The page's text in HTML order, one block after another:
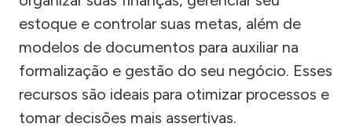
estoque e controlar suas metas, além de
modelos de documentos para auxiliar na
formalização e gestão do seu negócio. Esses
recursos são ideais para otimizar processos e
tomar decisões mais assertivas.